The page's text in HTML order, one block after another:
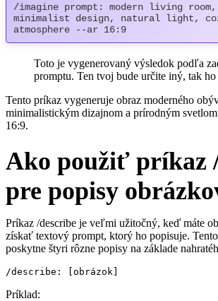
/imagine prompt: modern living room,
minimalist design, natural light,
atmosphere --ar 16:9
Toto je vygenerovaný výsledok podľa
promptu. Ten tvoj bude určite iný, tak ho
Tento príkaz vygeneruje obraz moderného
minimalistickým dizajnom a prírodným svetlom
16:9.
Ako použiť príkaz
pre popisy
Príkaz /describe je veľmi užitočný, keď máte
získať textový prompt, ktorý ho popisuje.
poskytne štyri rôzne popisy na základe
/describe: [obrázok]
Príklad: